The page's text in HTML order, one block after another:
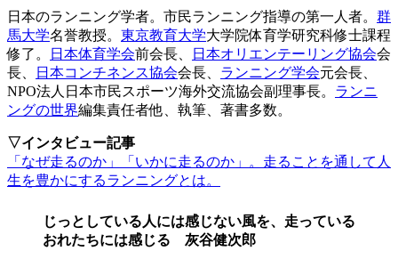
日本のランニング学者。市民ランニング指導の第一人者。 群
馬大学名誉教授。 東京教育大学大学院体育学研究科修士課程
修了。
日本体育学会前会長、 日本オリエンテーリング協会会
長、
日本コンチネンス協会会長、 ランニング学会元会長、
NPO法人日本市民スポーツ海外交流協会副理事長。 ランニ
ングの世界編集責任者他、執筆、著書多数。
▽インタビュー記事
「なぜ走るのか」「いかに走るのか」。走ることを通して人
生を豊かにするランニングとは。
じっとしている人には感じない風を、走っている
おれたちには感じる 灰谷健次郎